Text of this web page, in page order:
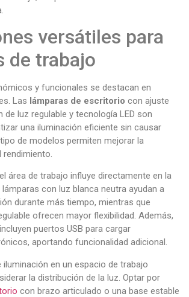
versátiles para
de trabajo
y funcionales se destacan en
Las lámparas de escritorio con ajuste
de luz regulable y tecnología LED son
una iluminación eficiente sin causar
de modelos permiten mejorar la
área de trabajo influye directamente en la
con luz blanca neutra ayudan a
durante más tiempo, mientras que
ofrecen mayor flexibilidad. Además,
puertos USB para cargar
aportando funcionalidad adicional.
iluminación en un espacio de trabajo
la distribución de la luz. Optar por
con brazo articulado o una base estable